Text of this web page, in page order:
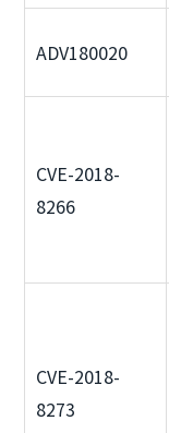
ADV180020
CVE-2018-
8266
CVE-2018-
8273